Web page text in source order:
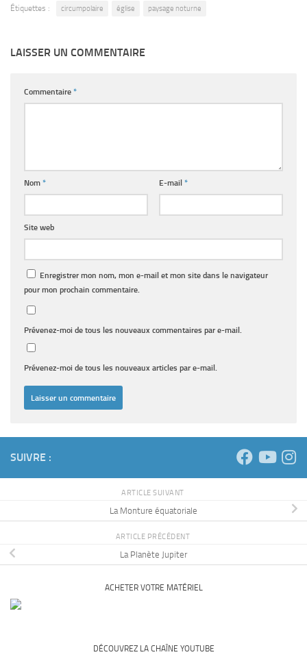
Étiquettes : circumpolaire église paysage noturne
LAISSER UN COMMENTAIRE
Commentaire *
Nom * E-mail *
Site web
Enregistrer mon nom, mon e-mail et mon site dans le navigateur
pour mon prochain commentaire.
Prévenez-moi de tous les nouveaux commentaires par e-mail.
Prévenez-moi de tous les nouveaux articles par e-mail.
SUIVRE :
ARTICLE SUIVANT
La Monture équatoriale
ARTICLE PRÉCÉDENT
La Planète Jupiter
ACHETER VOTRE MATÉRIEL
DÉCOUVREZ LA CHAÎNE YOUTUBE